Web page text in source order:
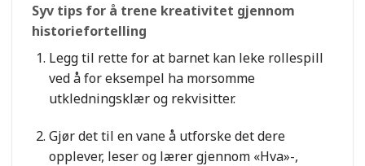
Syv tips for å trene kreativitet gjennom
historiefortelling
Legg til rette for at barnet kan leke rollespill
ved å for eksempel ha morsomme
utkledningsklær og rekvisitter.
Gjør det til en vane å utforske det dere
opplever, leser og lærer gjennom «Hva»-,